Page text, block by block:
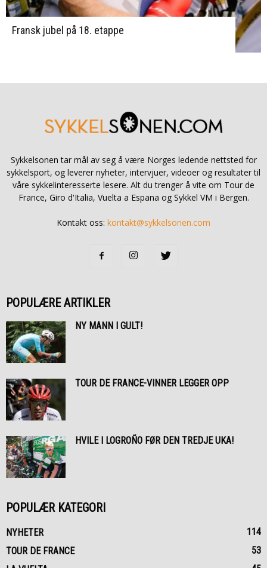
Fransk jubel på 18. etappe
Sykkelsonen tar mål av seg å være Norges ledende nettsted for
sykkelsport, og leverer nyheter, intervjuer, videoer og resultater til
våre sykkelinteresserte lesere. Alt du trenger å vite om Tour de
France, Giro d'Italia, Vuelta a Espana og Sykkel VM i Bergen.
Kontakt oss: kontakt@sykkelsonen.com
POPULÆRE ARTIKLER
NY MANN I GULT!
TOUR DE FRANCE-VINNER LEGGER OPP
HVILE I LOGROÑO FØR DEN TREDJE UKA!
POPULÆR KATEGORI
NYHETER
114
TOUR DE FRANCE
53